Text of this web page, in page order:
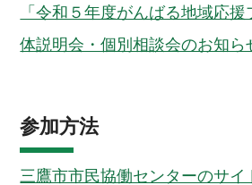
「令和５年度がんばる地域応
体説明会・個別相談会のお知ら
参加方法
三鷹市市民協働センターのサイ